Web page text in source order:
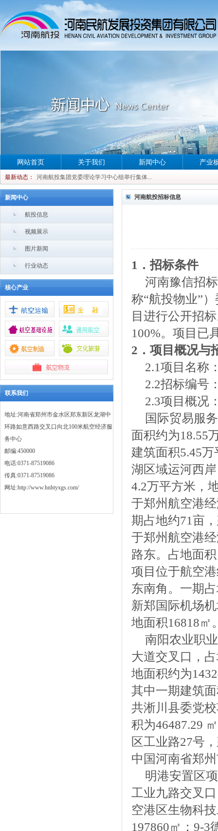
网站首页
最新动态：
河南航投集团党委理论学习中心组举行集体...
河南航投集团党委理论学习中心组举行集体...
河南航投集团党委理论学习中心组举行集体...
河南航投集团党委理论学习中心组举行集体...
关于我们 新闻中心 产业
新闻中心
航投信息
视频展示
图片新闻
行业动态
核心产业
联系我们
地址:河南省郑州市金水区郑东新区龙湖中
环路如意西路交叉口向北100米航空经济服
务中心
邮编:450000
电话:0371-87519086
传真:0371-87519086
网址:http://www.hnhtyxgs.com/
河南航投招标信息
1．招标条件
河南豫信招
称“航投物业”
目 进行公开招
100%。项目已
2．项目概况与
2.1项目名称
2.2招标编号
2.3项目概况
国际贸易服
面积约为18.55
建筑面积5.45
湖区域运河西
4.2万平方米，
于郑州航空港
期占地约71亩
于郑州航空港
路东。占地面
项目位于航空
东南角。一期
新郑国际机场
地面积16818㎡
南阳农业职
大道交叉口，
地面积约为
其中一期建筑
共淅川县委党
积为46487.29
区工业路27号
中国河南省郑
明港安置区
工业九路交叉
空港区生物科
197860㎡；9-3